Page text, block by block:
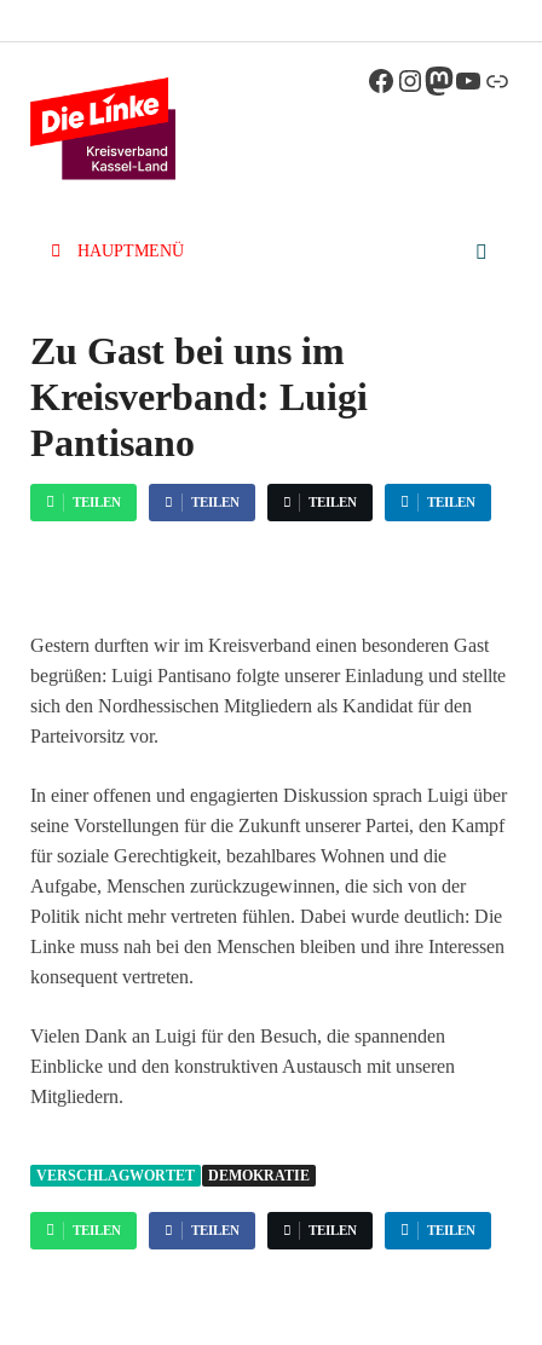
HAUPTMENÜ
Zu Gast bei uns im
Kreisverband: Luigi
Pantisano
TEILEN TEILEN TEILEN TEILEN
Gestern durften wir im Kreisverband einen besonderen Gast
begrüßen: Luigi Pantisano folgte unserer Einladung und stellte
sich den Nordhessischen Mitgliedern als Kandidat für den
Parteivorsitz vor.
In einer offenen und engagierten Diskussion sprach Luigi über
seine Vorstellungen für die Zukunft unserer Partei, den Kampf
für soziale Gerechtigkeit, bezahlbares Wohnen und die
Aufgabe, Menschen zurückzugewinnen, die sich von der
Politik nicht mehr vertreten fühlen. Dabei wurde deutlich: Die
Linke muss nah bei den Menschen bleiben und ihre Interessen
konsequent vertreten.
Vielen Dank an Luigi für den Besuch, die spannenden
Einblicke und den konstruktiven Austausch mit unseren
Mitgliedern.
VERSCHLAGWORTET DEMOKRATIE
TEILEN TEILEN TEILEN TEILEN